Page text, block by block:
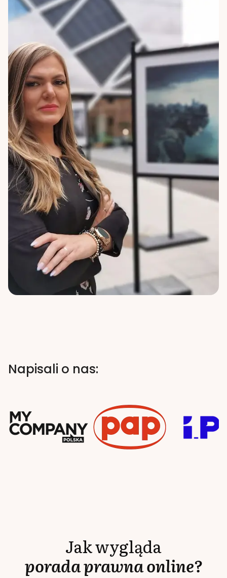
Napisali o nas:
Jak wygląda
porada prawna online?